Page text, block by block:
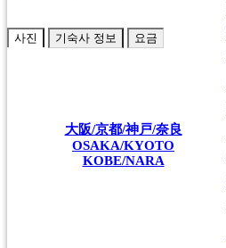
大阪/京都/神戸/奈良
OSAKA/KYOTO
KOBE/NARA
사진 기숙사 정보 요금